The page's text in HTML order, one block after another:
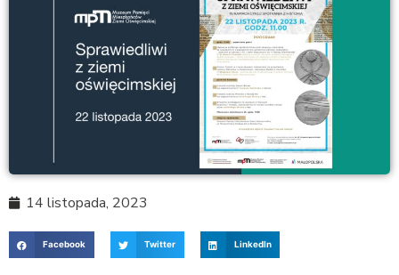
14 listopada, 2023
Facebook Twitter LinkedIn